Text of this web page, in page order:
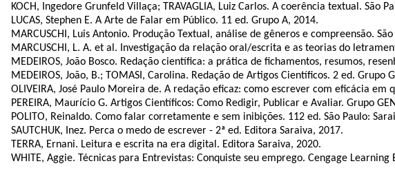
KOCH, Ingedore Grunfeld Villaça; TRAVAGLIA, Luiz Carlos. A coerência textual. São
LUCAS, Stephen E. A Arte de Falar em Público. 11 ed. Grupo A, 2014.
MARCUSCHI, Luis Antonio. Produção Textual, análise de gêneros e compreensão.
MARCUSCHI, L. A. et al. Investigação da relação oral/escrita e as teorias do
MEDEIROS, João Bosco. Redação científica: a prática de fichamentos, resumos,
MEDEIROS, João, B.; TOMASI, Carolina. Redação de Artigos Científicos. 2 ed. Grupo
OLIVEIRA, José Paulo Moreira de. A redação eficaz: como escrever com eficácia
PEREIRA, Maurício G. Artigos Científicos: Como Redigir, Publicar e Avaliar. Grupo
POLITO, Reinaldo. Como falar corretamente e sem inibições. 112 ed. São Paulo:
SAUTCHUK, Inez. Perca o medo de escrever - 2ª ed. Editora Saraiva, 2017.
TERRA, Ernani. Leitura e escrita na era digital. Editora Saraiva, 2020.
WHITE, Aggie. Técnicas para Entrevistas: Conquiste seu emprego. Cengage Learning